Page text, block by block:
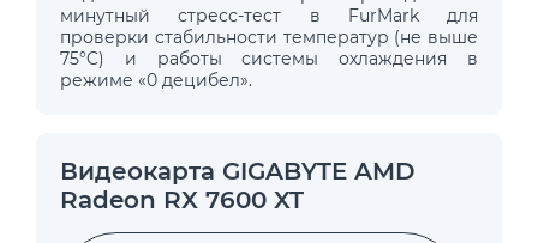
минутный стресс-тест в FurMark для
проверки стабильности температур (не выше
75°C) и работы системы охлаждения в
режиме «0 децибел».
Видеокарта GIGABYTE AMD
Radeon RX 7600 XT